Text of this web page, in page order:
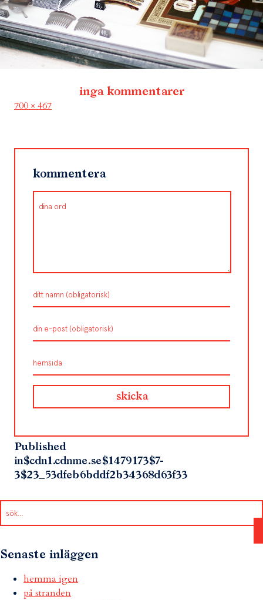
inga kommentarer
Full
700 × 467
kommentera
Published
in$cdn1.cdnme.se$1479173$7-
3$23_53dfeb6bddf2b34368d63f33
Senaste inläggen
hemma igen
på stranden